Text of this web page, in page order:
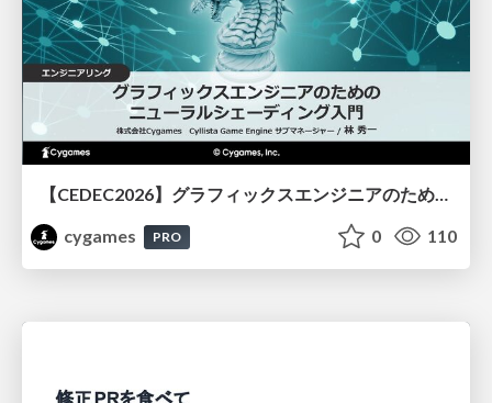
【CEDEC2026】グラフィックスエンジニアのためのニューラルシェーディング入門
cygames
PRO 0 110